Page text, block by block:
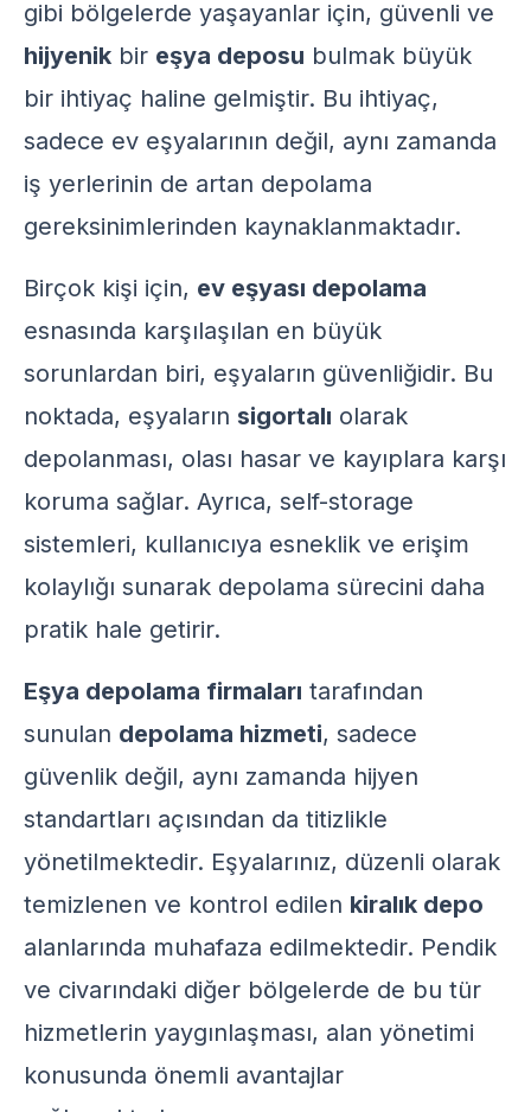
gibi bölgelerde yaşayanlar için, güvenli ve
hijyenik bir eşya deposu bulmak büyük
bir ihtiyaç haline gelmiştir. Bu ihtiyaç,
sadece ev eşyalarının değil, aynı zamanda
iş yerlerinin de artan depolama
gereksinimlerinden kaynaklanmaktadır.
Birçok kişi için, ev eşyası depolama
esnasında karşılaşılan en büyük
sorunlardan biri, eşyaların güvenliğidir. Bu
noktada, eşyaların sigortalı olarak
depolanması, olası hasar ve kayıplara karşı
koruma sağlar. Ayrıca, self-storage
sistemleri, kullanıcıya esneklik ve erişim
kolaylığı sunarak depolama sürecini daha
pratik hale getirir.
Eşya depolama firmaları tarafından
sunulan depolama hizmeti, sadece
güvenlik değil, aynı zamanda hijyen
standartları açısından da titizlikle
yönetilmektedir. Eşyalarınız, düzenli olarak
temizlenen ve kontrol edilen kiralık depo
alanlarında muhafaza edilmektedir. Pendik
ve civarındaki diğer bölgelerde de bu tür
hizmetlerin yaygınlaşması, alan yönetimi
konusunda önemli avantajlar